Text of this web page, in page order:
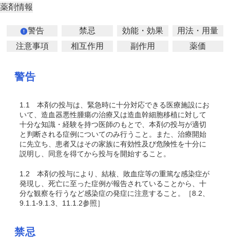
薬剤情報
警告 禁忌 効能・効果
用法・用量
注意事項
相互作用 副作用 薬価
警告
1.1
本剤の投与は、緊急時に十分対応できる医療施設にお
いて、造血器悪性腫瘍の治療又は造血幹細胞移植に対して
十分な知識・経験を持つ医師のもとで、本剤の投与が適切
と判断される症例についてのみ行うこと。また、治療開始
に先立ち、患者又はその家族に有効性及び危険性を十分に
説明し、同意を得てから投与を開始すること。
1.2 本剤の投与により、結核、敗血症等の重篤な感染症が
発現し、死亡に至った症例が報告されていることから、十
分な観察を行うなど感染症の発症に注意すること。［8.2、
9.1.1-9.1.3、11.1.2参照］
禁忌